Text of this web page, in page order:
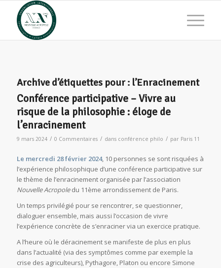
Archive d’étiquettes pour : l’Enracinement
Conférence participative – Vivre au
risque de la philosophie : éloge de
l’enracinement
9 mars 2024 / 0 Commentaires / dans conférence philo / par Paris 11
Le mercredi 28 février 2024, 10 personnes se sont risquées à
l’expérience philosophique d’une conférence participative sur
le thème de l’enracinement organisée par l’association
Nouvelle Acropoledu 11ème arrondissement de Paris.
Un temps privilégié pour se rencontrer, se questionner,
dialoguer ensemble, mais aussi l’occasion de vivre
l’expérience concrète de s’enraciner via un exercice pratique.
A l’heure où le déracinement se manifeste de plus en plus
dans l’actualité (via des symptômes comme par exemple la
crise des agriculteurs), Pythagore, Platon ou encore Simone